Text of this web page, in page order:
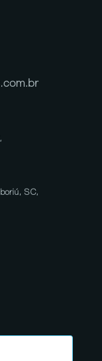
SC,